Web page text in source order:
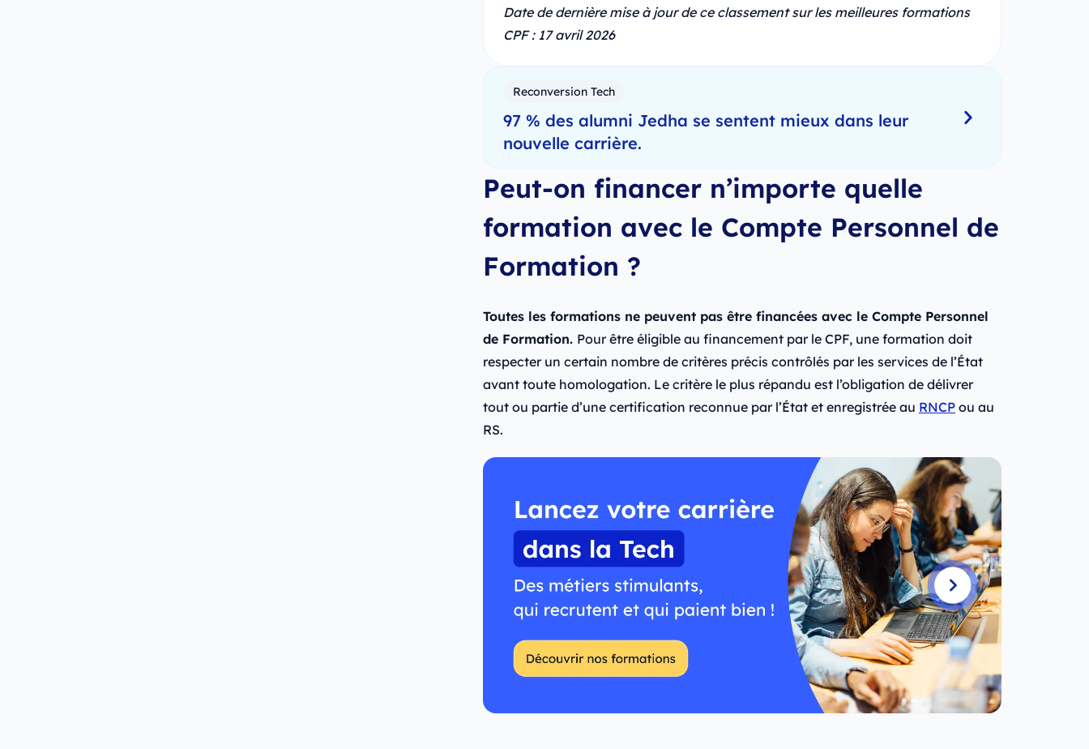
Date de dernière mise à jour de ce classement sur les meilleures formations
CPF : 17 avril 2026
Reconversion Tech
97 % des alumni Jedha se sentent mieux dans leur
nouvelle carrière.
Peut-on financer n’importe quelle
formation avec le Compte Personnel de
Formation ?
Toutes les formations ne peuvent pas être financées avec le Compte Personnel
de Formation. Pour être éligible au financement par le CPF, une formation doit
respecter un certain nombre de critères précis contrôlés par les services de l’État
avant toute homologation. Le critère le plus répandu est l’obligation de délivrer
tout ou partie d’une certification reconnue par l’État et enregistrée au RNCPou au
RS.